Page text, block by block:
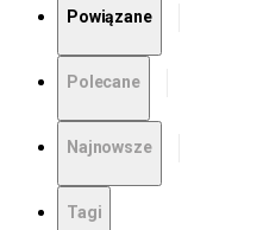
Powiązane
Polecane
Najnowsze
Tagi